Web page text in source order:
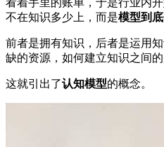
不在知识多少上，而是模型到
前者是拥有知识，后者是运用
缺的资源，如何建立知识之间的
这就引出了认知模型的概念。